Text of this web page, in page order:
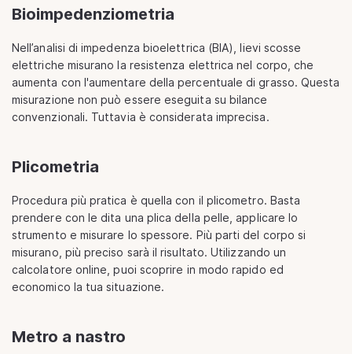
Bioimpedenziometria
Nell’analisi di impedenza bioelettrica (BIA), lievi scosse
elettriche misurano la resistenza elettrica nel corpo, che
aumenta con l'aumentare della percentuale di grasso. Questa
misurazione non può essere eseguita su bilance
convenzionali. Tuttavia è considerata imprecisa.
Plicometria
Procedura più pratica è quella con il plicometro. Basta
prendere con le dita una plica della pelle, applicare lo
strumento e misurare lo spessore. Più parti del corpo si
misurano, più preciso sarà il risultato. Utilizzando un
calcolatore online, puoi scoprire in modo rapido ed
economico la tua situazione.
Metro a nastro